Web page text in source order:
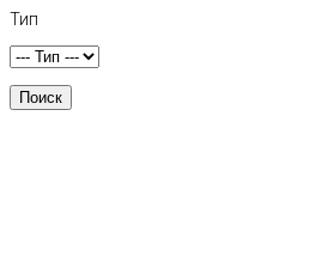
Тип